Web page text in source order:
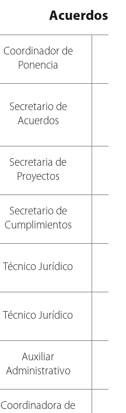
Acuerdos y
Coordinador de
Ponencia
Secretario de
Acuerdos
Secretaria de
Proyectos
Secretario de
Cumplimientos
Técnico Jurídico
Técnico Jurídico
Auxiliar
Administrativo
Coordinadora de